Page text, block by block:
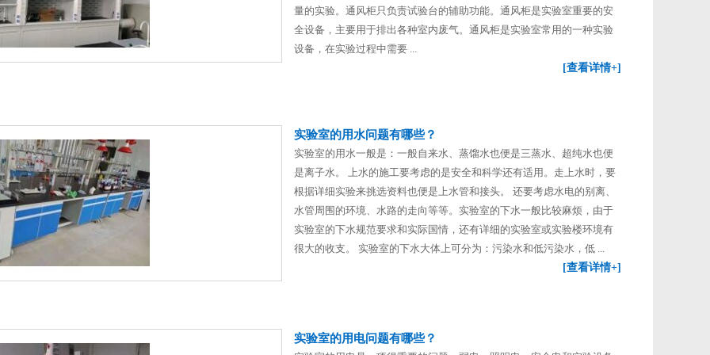
量的实验。通风柜只负责试验台的辅助功能。通风柜是实验室重要的安
全设备，主要用于排出各种室内废气。通风柜是实验室常用的一种实验
设备，在实验过程中需要 ...
[查看详情+]
实验室的用水问题有哪些？
实验室的用水一般是：一般自来水、蒸馏水也便是三蒸水、超纯水也便
是离子水。 上水的施工要考虑的是安全和科学还有适用。走上水时，要
根据详细实验来挑选资料也便是上水管和接头。 还要考虑水电的别离、
水管周围的环境、水路的走向等等。实验室的下水一般比较麻烦，由于
实验室的下水规范要求和实际国情，还有详细的实验室或实验楼环境有
很大的收支。 实验室的下水大体上可分为：污染水和低污染水，低 ...
[查看详情+]
实验室的用电问题有哪些？